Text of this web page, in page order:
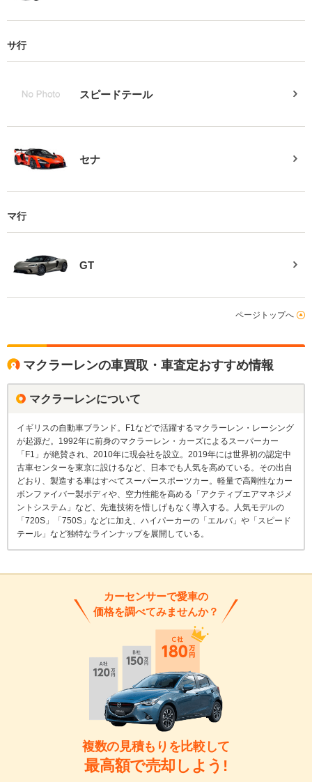
サ行
スピードテール
セナ
マ行
GT
ページトップへ
マクラーレンの車買取・車査定おすすめ情報
マクラーレンについて
イギリスの自動車ブランド。F1などで活躍するマクラーレン・レーシング
が起源だ。1992年に前身のマクラーレン・カーズによるスーパーカー
「F1」が絶賛され、2010年に現会社を設立。2019年には世界初の認定中
古車センターを東京に設けるなど、日本でも人気を高めている。その出自
どおり、製造する車はすべてスーパースポーツカー。軽量で高剛性なカー
ボンファイバー製ボディや、空力性能を高める「アクティブエアマネジメ
ントシステム」など、先進技術を惜しげもなく導入する。人気モデルの
「720S」「750S」などに加え、ハイパーカーの「エルバ」や「スピード
テール」など独特なラインナップを展開している。
カーセンサーで愛車の
価格を調べてみませんか？
複数の見積もりを比較して
最高額で売却しよう!